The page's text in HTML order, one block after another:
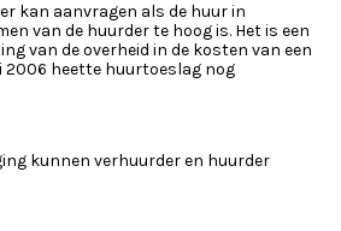
kan aanvragen als de huur in
van de huurder te hoog is. Het is een
van de overheid in de kosten van een
2006 heette huurtoeslag nog
kunnen verhuurder en huurder